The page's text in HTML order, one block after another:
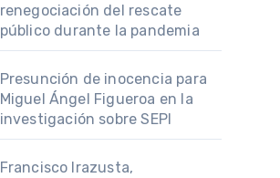
renegociación del rescate
público durante la pandemia
Presunción de inocencia para
Miguel Ángel Figueroa en la
investigación sobre SEPI
Francisco Irazusta,